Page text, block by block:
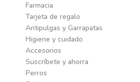
Farmacia
Tarjeta de regalo
Antipulgas y Garrapatas
Higiene y cuidado
Accesorios
Suscríbete y ahorra
Perros